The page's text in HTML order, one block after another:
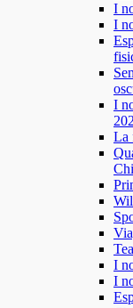
I
I
I
La
I
I